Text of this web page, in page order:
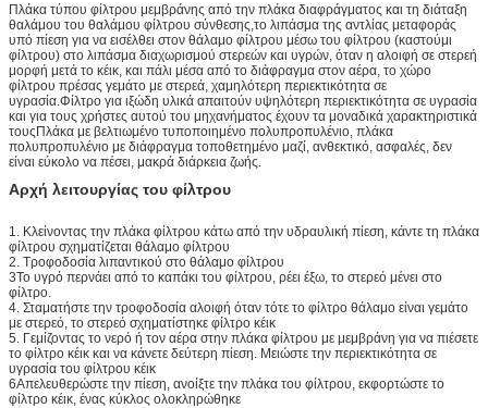
Πλάκα τύπου φίλτρου μεμβράνης από την πλάκα διαφράγματος και τη διάταξη
θαλάμου του θαλάμου φίλτρου σύνθεσης,το λιπάσμα της αντλίας μεταφοράς
υπό πίεση για να εισέλθει στον θάλαμο φίλτρου μέσω του φίλτρου (καστούμι
φίλτρου) στο λιπάσμα διαχωρισμού στερεών και υγρών, όταν η αλοιφή σε στερεή
μορφή μετά το κέικ, και πάλι μέσα από το διάφραγμα στον αέρα, το χώρο
φίλτρου πρέσας γεμάτο με στερεά, χαμηλότερη περιεκτικότητα σε
υγρασία.Φίλτρο για ιξώδη υλικά απαιτούν υψηλότερη περιεκτικότητα σε υγρασία
και για τους χρήστες αυτού του μηχανήματος έχουν τα μοναδικά χαρακτηριστικά
τουςΠλάκα με βελτιωμένο τυποποιημένο πολυπροπυλένιο, πλάκα
πολυπροπυλένιο με διάφραγμα τοποθετημένο μαζί, ανθεκτικό, ασφαλές, δεν
είναι εύκολο να πέσει, μακρά διάρκεια ζωής.
Αρχή λειτουργίας του φίλτρου
1. Κλείνοντας την πλάκα φίλτρου κάτω από την υδραυλική πίεση, κάντε τη πλάκα
φίλτρου σχηματίζεται θάλαμο φίλτρου
2. Τροφοδοσία λιπαντικού στο θάλαμο φίλτρου
3Το υγρό περνάει από το καπάκι του φίλτρου, ρέει έξω, το στερεό μένει στο
φίλτρο.
4. Σταματήστε την τροφοδοσία αλοιφή όταν τότε το φίλτρο θάλαμο είναι γεμάτο
με στερεό, το στερεό σχηματίστηκε φίλτρο κέικ
5. Γεμίζοντας το νερό ή τον αέρα στην πλάκα φίλτρου με μεμβράνη για να πιέσετε
το φίλτρο κέικ και να κάνετε δεύτερη πίεση. Μειώστε την περιεκτικότητα σε
υγρασία του φίλτρου κέικ
6Απελευθερώστε την πίεση, ανοίξτε την πλάκα του φίλτρου, εκφορτώστε το
φίλτρο κέικ, ένας κύκλος ολοκληρώθηκε